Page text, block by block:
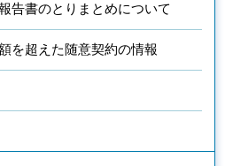
告書のとりまとめについて
を超えた随意契約の情報